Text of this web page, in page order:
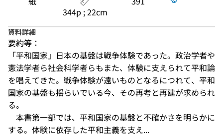
344p ; 22cm
資料詳細
要約等：
「平和国家」日本の基盤は戦争体験であった。政治学者や
憲法学者ら社会科学者らもまた、体験に支えられて平和論
を唱えてきた。戦争体験が遠いものとなるにつれて、平和
国家の基盤も揺らいでいる今、その再考と再建が求められ
る。
本書第一部では、平和国家の基盤と不確かさを明らかに
する。体験に依存した平和主義を支え...